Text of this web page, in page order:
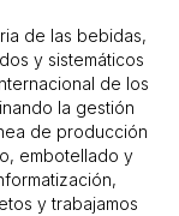
de las bebidas,
y sistemáticos
de los
la gestión
de producción
embotellado y
y trabajamos